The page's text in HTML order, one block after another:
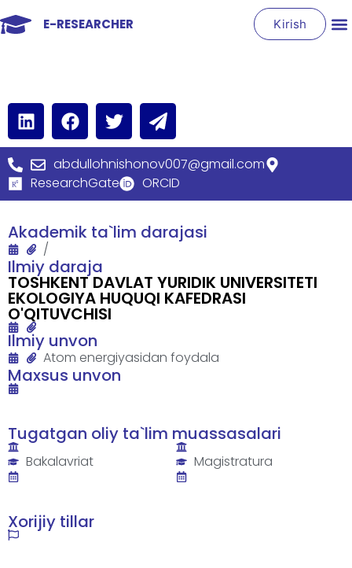
E-RESEARCHER Kirish
abdullohnishonov007@gmail.com
ResearchGate
ORCID
Akademik ta`lim darajasi
/
Ilmiy daraja
TOSHKENT DAVLAT YURIDIK UNIVERSITETI
EKOLOGIYA HUQUQI KAFEDRASI
O'QITUVCHISI
Ilmiy unvon
Atom energiyasidan foydala
Maxsus unvon
Tugatgan oliy ta`lim muassasalari
Bakalavriat Magistratura
Xorijiy tillar